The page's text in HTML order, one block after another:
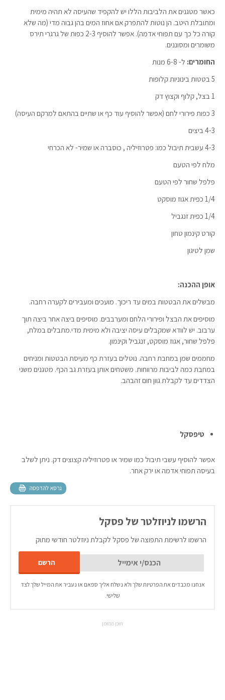
כאשר מטגנים את הלביבות הללו יש להקפיד שהעיסה לא תהיה מימית
ומתובלת היטב. הן נוטות להתפרק אם אחוז המים בהן גבוה מדי (מה שלא
קורה כל כך עם תפוחי אדמה). אפשר להוסיף 2-3 כפות של גרגרי תירס
משומרים ומסוננים.
החומרים: ל- 6-8 מנות
5 בטטות בינוניות קלופות
1 בצל, קלוף וקצוץ דק
3 כפות פירורי לחם (אפשר להוסיף עוד כף או שתיים בהתאם למרקם העיסה)
4-3 ביצים
4-3 עשבית תיבול כמו: פטרוזיליה , כוסברה או שמיר- לא הכרחי
מלח לפי הטעם
פלפל שחור לפי הטעם
1/4 כפית אגוז מוסקט
1/4 כפית זנגביל
קורט קינמון טחון
שמן לטיגון
אופן ההכנה:
מבשלים את הבטטות במים עד ריכוך. מועכים ומעבירים לקערה רחבה.
מוסיפים את הבצל ופירורי הלחם ומערבבים. מוסיפים ביצה אחר ביצה תוך
ערבוב. יש לוודא שמקבלים עיסה יציבה ולא מימית מדי.מתבלים במלח,
פלפל שחור, אגוז מוסקט, זנגביל וקינמון.
מחממים שמן במחבת רחבה. נוטלים בעזרת כף מעיסת הבטטות ומניחים
במחבת כמה לביבות מרווחות. משטחים אותן בעזרת גב הכף. מטגנים משני
הצדדים עד לקבלת גוון חום זהבהב.
טיפסקל
אפשר להוסיף עשבי תיבול כמו שמיר או פטרוזיליה קצוצים דק. ניתן לשלב
בעיסה תפוחי אדמה או ירק אחר.
הרשמו לניוזלטר של פסקל
הרשמו לרשימת התפוצה של פסקל לקבלת ניוזלטר חודשי מתוק
אנחנו מכבדים את הפרטיות שלך ולא נשלח אליך ספאם או נעביר את המייל שלך לצד
שלישי.
תוכן ממומן